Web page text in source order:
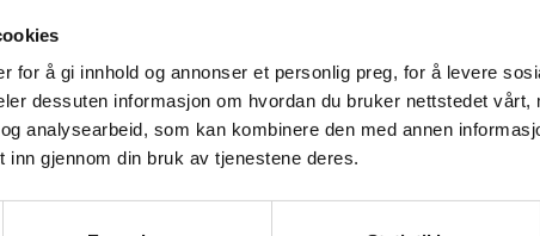
for å gi innhold og annonser et personlig preg, for å levere
dessuten informasjon om hvordan du bruker nettstedet vårt,
analysearbeid, som kan kombinere den med annen
inn gjennom din bruk av tjenestene deres.